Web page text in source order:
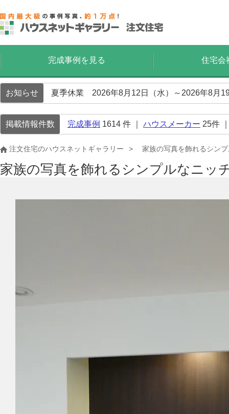
完成事例を見る 住宅会
お知らせ 夏季休業 2026年8月12日（水）～2026年8月
掲載情報件数 完成事例 1614 件 ｜ ハウスメーカー 25件
注文住宅のハウスネットギャラリー 家族の写真を飾れるシン
家族の写真を飾れるシンプルなニッ